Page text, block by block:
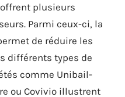
plusieurs
Parmi ceux-ci, la
de réduire les
différents types de
comme Unibail-
ou Covivio illustrent